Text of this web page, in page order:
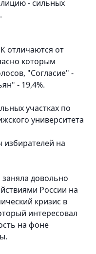
- сильных
отличаются от
которым
"Согласие" -
- 19,4%.
участках по
университета
на
довольно
России на
кризис в
интересовал
на фоне